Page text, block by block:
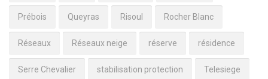
Prébois Queyras Risoul Rocher Blanc
Réseaux Réseaux neige réserve résidence
Serre Chevalier stabilisation protection Telesiege